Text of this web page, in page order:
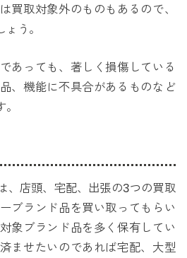
買取対象外のものもあるので、
う。
あっても、著しく損傷している
、機能に不具合があるものなど
、店頭、宅配、出張の3つの買取
ブランド品を買い取ってもらい
象ブランド品を多く保有してい
ませたいのであれば宅配、大型